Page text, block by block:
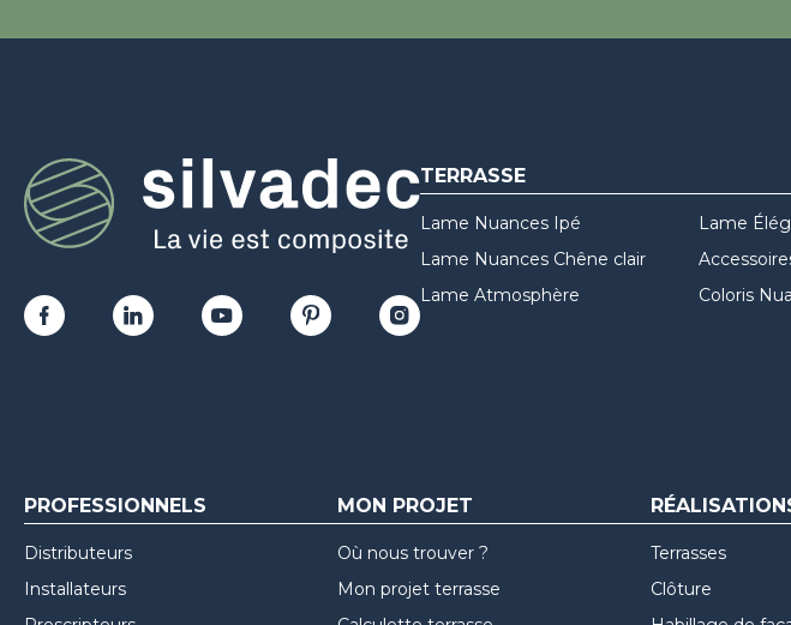
TERRASSE
Lame Nuances Ipé
Lame Nuances Chêne clair
Lame Atmosphère
Lame
Coloris
PROFESSIONNELS
Distributeurs
Installateurs
MON PROJET
Où nous trouver ?
Mon projet terrasse
Terrasses
Clôture